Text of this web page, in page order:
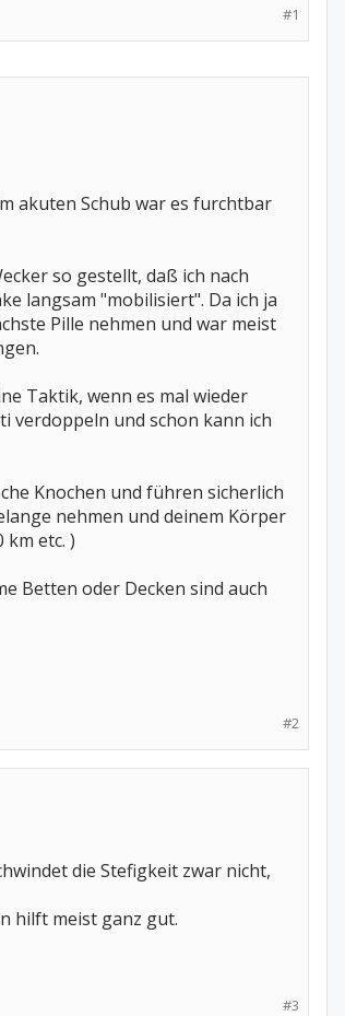
#1
akuten Schub war es furchtbar
so gestellt, daß ich nach
langsam "mobilisiert". Da ich ja
Pille nehmen und war meist
Taktik, wenn es mal wieder
verdoppeln und schon kann ich
Knochen und führen sicherlich
nehmen und deinem Körper
km etc. )
Betten oder Decken sind auch
#2
die Stefigkeit zwar nicht,
hilft meist ganz gut.
#3